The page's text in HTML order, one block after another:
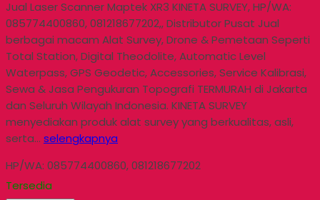
Jual Laser Scanner Maptek XR3 KINETA SURVEY, HP/WA:
085774400860, 081218677202,, Distributor Pusat Jual
berbagai macam Alat Survey, Drone & Pemetaan Seperti
Total Station, Digital Theodolite, Automatic Level
Waterpass, GPS Geodetic, Accessories, Service Kalibrasi,
Sewa & Jasa Pengukuran Topografi TERMURAH di Jakarta
dan Seluruh Wilayah Indonesia. KINETA SURVEY
menyediakan produk alat survey yang berkualitas, asli,
serta… selengkapnya
HP/WA: 085774400860, 081218677202
Tersedia